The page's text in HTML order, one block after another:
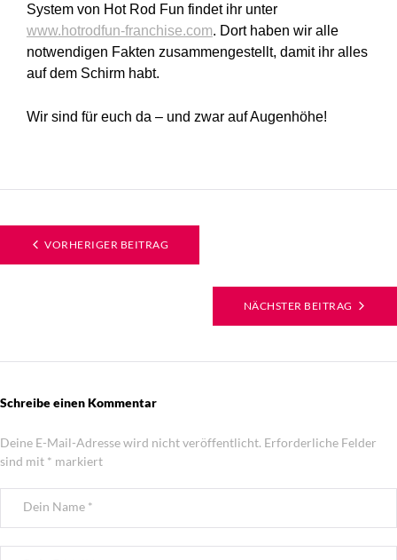
System von Hot Rod Fun findet ihr unter
www.hotrodfun-franchise.com. Dort haben wir alle
notwendigen Fakten zusammengestellt, damit ihr alles
auf dem Schirm habt.
Wir sind für euch da – und zwar auf Augenhöhe!
VORHERIGER BEITRAG
NÄCHSTER BEITRAG
Schreibe einen Kommentar
Deine E-Mail-Adresse wird nicht veröffentlicht. Erforderliche Felder
sind mit * markiert